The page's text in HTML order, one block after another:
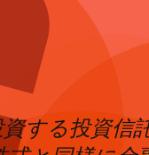
する投資信